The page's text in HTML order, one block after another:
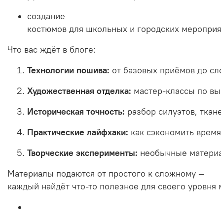
создание
костюмов для школьных и городских
Что вас ждёт в блоге:
Технологии пошива: от базовых приёмов до
Художественная отделка: мастер‑классы по
Историческая точность: разбор силуэтов,
Практические лайфхаки: как сэкономить
Творческие эксперименты: необычные
Материалы подаются от простого к сложному —
каждый найдёт что‑то полезное для своего уровня